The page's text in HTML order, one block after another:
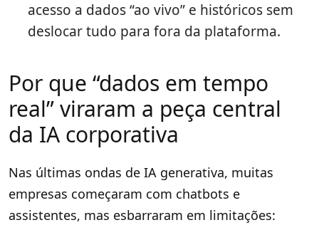
acesso a dados “ao vivo” e históricos sem
deslocar tudo para fora da plataforma.
Por que “dados em tempo
real” viraram a peça central
da IA corporativa
Nas últimas ondas de IA generativa, muitas
empresas começaram com chatbots e
assistentes, mas esbarraram em limitações: